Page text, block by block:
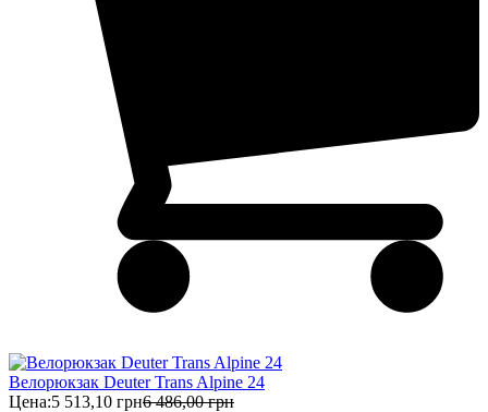
Велорюкзак Deuter Trans Alpine 24
Цена:5 513,10 грн6 486,00 грн